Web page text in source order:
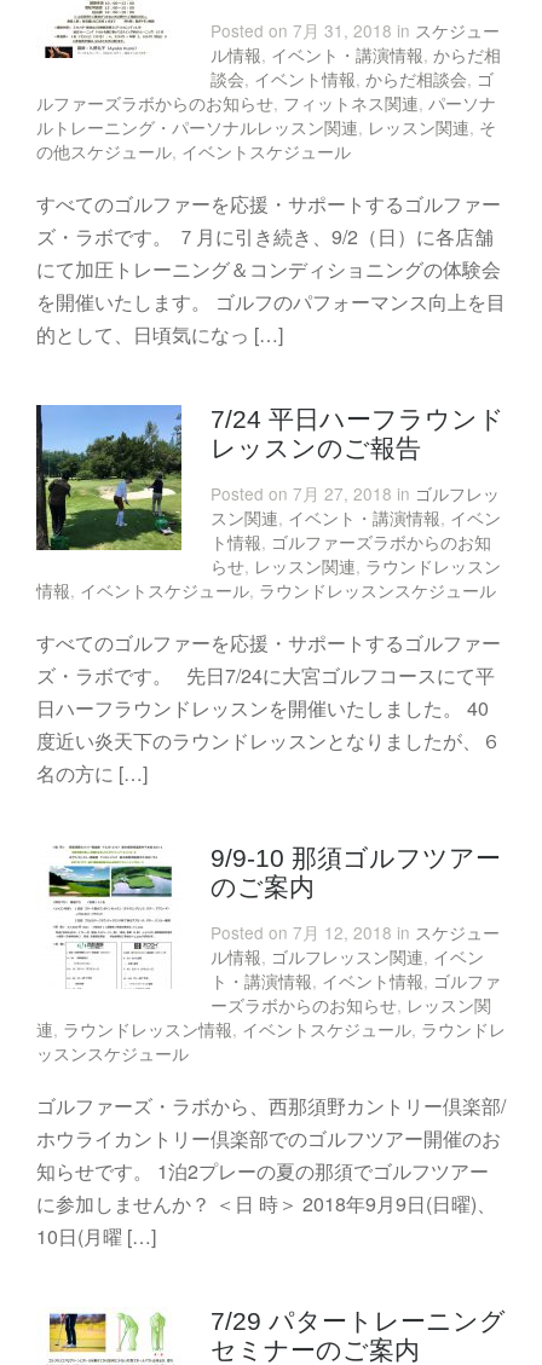
Posted on 7月 31, 2018 in スケジュー
ル情報, イベント・講演情報, からだ相
談会, イベント情報, からだ相談会, ゴ
ルファーズラボからのお知らせ, フィットネス関連, パーソナ
ルトレーニング・パーソナルレッスン関連, レッスン関連, そ
の他スケジュール, イベントスケジュール
すべてのゴルファーを応援・サポートするゴルファー
ズ・ラボです。 ７月に引き続き、9/2（日）に各店舗
にて加圧トレーニング＆コンディショニングの体験会
を開催いたします。 ゴルフのパフォーマンス向上を目
的として、日頃気になっ […]
7/24 平日ハーフラウンド
レッスンのご報告
Posted on 7月 27, 2018 in ゴルフレッ
スン関連, イベント・講演情報, イベン
ト情報, ゴルファーズラボからのお知
らせ, レッスン関連, ラウンドレッスン
情報, イベントスケジュール, ラウンドレッスンスケジュール
すべてのゴルファーを応援・サポートするゴルファー
ズ・ラボです。 先日7/24に大宮ゴルフコースにて平
日ハーフラウンドレッスンを開催いたしました。 40
度近い炎天下のラウンドレッスンとなりましたが、６
名の方に […]
9/9-10 那須ゴルフツアー
のご案内
Posted on 7月 12, 2018 in スケジュー
ル情報, ゴルフレッスン関連, イベン
ト・講演情報, イベント情報, ゴルファ
ーズラボからのお知らせ, レッスン関
連, ラウンドレッスン情報, イベントスケジュール, ラウンドレ
ッスンスケジュール
ゴルファーズ・ラボから、西那須野カントリー倶楽部/
ホウライカントリー倶楽部でのゴルフツアー開催のお
知らせです。 1泊2プレーの夏の那須でゴルフツアー
に参加しませんか？ ＜日 時＞ 2018年9月9日(日曜)、
10日(月曜 […]
7/29 パタートレーニング
セミナーのご案内